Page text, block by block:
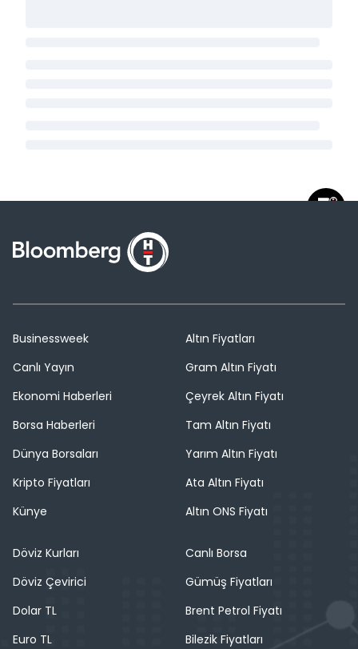
Businessweek
Canlı Yayın
Ekonomi Haberleri
Borsa Haberleri
Dünya Borsaları
Kripto Fiyatları
Künye
Altın Fiyatları
Gram Altın Fiyatı
Çeyrek Altın Fiyatı
Tam Altın Fiyatı
Yarım Altın Fiyatı
Ata Altın Fiyatı
Altın ONS Fiyatı
Döviz Kurları
Döviz Çevirici
Dolar TL
Euro TL
Canlı Borsa
Gümüş Fiyatları
Brent Petrol Fiyatı
Bilezik Fiyatları